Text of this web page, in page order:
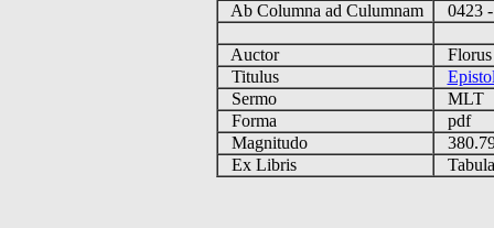
Ab Columna ad Culumnam
0423
Auctor
Florus
Titulus
Sermo
MLT
Forma
pdf
Magnitudo
Ex Libris